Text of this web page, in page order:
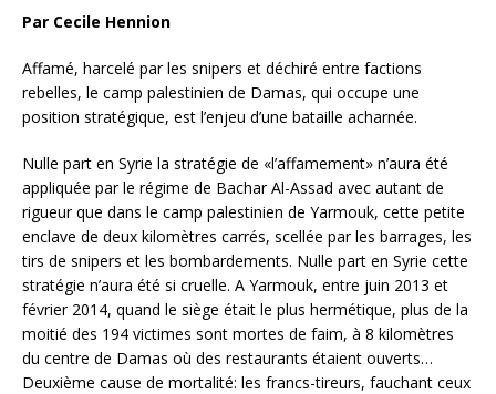
Par Cecile Hennion
Affamé, harcelé par les snipers et déchiré entre factions
rebelles, le camp palestinien de Damas, qui occupe une
position stratégique, est l’enjeu d’une bataille acharnée.
Nulle part en Syrie la stratégie de «l’affamement» n’aura été
appliquée par le régime de Bachar Al-Assad avec autant de
rigueur que dans le camp palestinien de Yarmouk, cette petite
enclave de deux kilomètres carrés, scellée par les barrages, les
tirs de snipers et les bombardements. Nulle part en Syrie cette
stratégie n’aura été si cruelle. A Yarmouk, entre juin 2013 et
février 2014, quand le siège était le plus hermétique, plus de la
moitié des 194 victimes sont mortes de faim, à 8 kilomètres
du centre de Damas où des restaurants étaient ouverts…
Deuxième cause de mortalité: les francs-tireurs, fauchant ceux